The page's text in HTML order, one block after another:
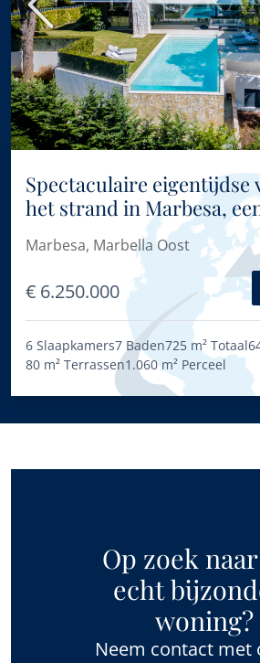
Vorige
Spectaculaire eigentijdse
het strand in Marbesa,
meest gewilde gebieden
Oost
Marbesa, Marbella Oost
€ 6.250.000
6 Slaapkamers7 Baden725 m² Totaal
80 m² Terrassen1.060 m² Perceel
Op zoek
echt
woning?
Neem contact met